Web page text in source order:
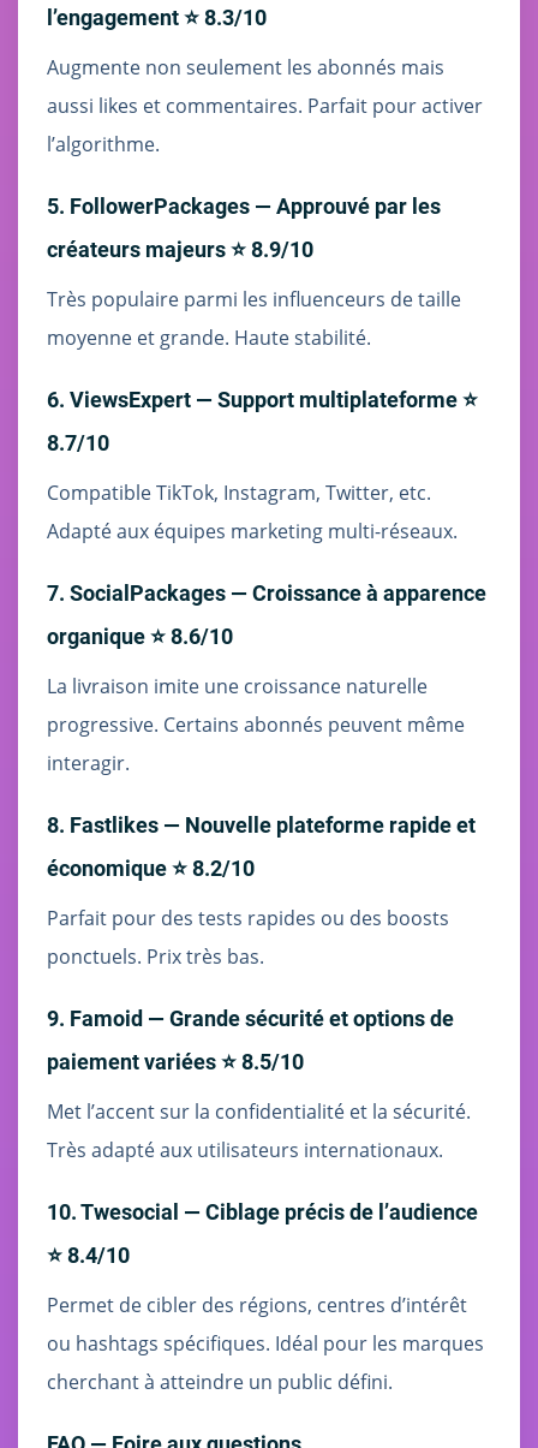
l’engagement ⭐ 8.3/10
Augmente non seulement les abonnés mais
aussi likes et commentaires. Parfait pour activer
l’algorithme.
5. FollowerPackages — Approuvé par les
créateurs majeurs ⭐ 8.9/10
Très populaire parmi les influenceurs de taille
moyenne et grande. Haute stabilité.
6. ViewsExpert — Support multiplateforme ⭐
8.7/10
Compatible TikTok, Instagram, Twitter, etc.
Adapté aux équipes marketing multi-réseaux.
7. SocialPackages — Croissance à apparence
organique ⭐ 8.6/10
La livraison imite une croissance naturelle
progressive. Certains abonnés peuvent même
interagir.
8. Fastlikes — Nouvelle plateforme rapide et
économique ⭐ 8.2/10
Parfait pour des tests rapides ou des boosts
ponctuels. Prix très bas.
9. Famoid — Grande sécurité et options de
paiement variées ⭐ 8.5/10
Met l’accent sur la confidentialité et la sécurité.
Très adapté aux utilisateurs internationaux.
10. Twesocial — Ciblage précis de l’audience
⭐ 8.4/10
Permet de cibler des régions, centres d’intérêt
ou hashtags spécifiques. Idéal pour les marques
cherchant à atteindre un public défini.